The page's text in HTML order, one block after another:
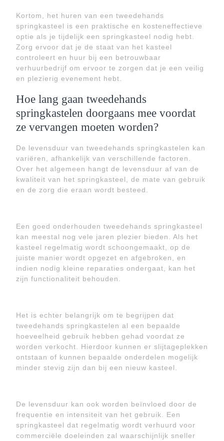
Kortom, het huren van een tweedehands
springkasteel is een praktische en kosteneffectieve
optie als je tijdelijk een springkasteel nodig hebt.
Zorg ervoor dat je de staat van het kasteel
controleert en huur bij een betrouwbaar
verhuurbedrijf om ervoor te zorgen dat je een veilig
en plezierig evenement hebt.
Hoe lang gaan tweedehands
springkastelen doorgaans mee voordat
ze vervangen moeten worden?
De levensduur van tweedehands springkastelen kan
variëren, afhankelijk van verschillende factoren.
Over het algemeen hangt de levensduur af van de
kwaliteit van het springkasteel, de mate van gebruik
en de zorg die eraan wordt besteed.
Een goed onderhouden tweedehands springkasteel
kan meestal nog vele jaren plezier bieden. Als het
kasteel regelmatig wordt schoongemaakt, op de
juiste manier wordt opgezet en afgebroken, en
indien nodig kleine reparaties ondergaat, kan het
zijn functionaliteit behouden.
Het is echter belangrijk om te begrijpen dat
tweedehands springkastelen al een bepaalde
hoeveelheid gebruik hebben gehad voordat ze
worden verkocht. Hierdoor kunnen er slijtageplekken
ontstaan of kunnen bepaalde onderdelen mogelijk
minder stevig zijn dan bij een nieuw kasteel.
De levensduur kan ook worden beïnvloed door de
frequentie en intensiteit van het gebruik. Een
springkasteel dat regelmatig wordt verhuurd voor
commerciële doeleinden zal waarschijnlijk sneller